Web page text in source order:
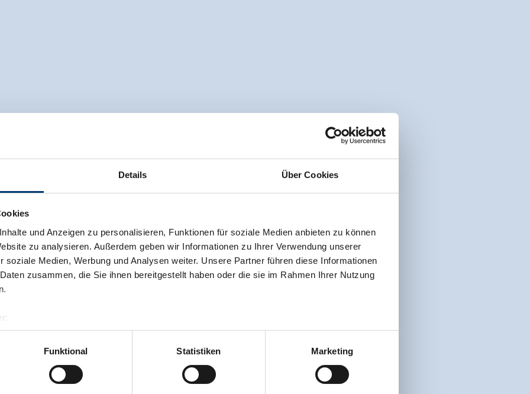
Details Über Cookies
und Anzeigen zu personalisieren, Funktionen für soziale Medien anbieten zu können
zu analysieren. Außerdem geben wir Informationen zu Ihrer Verwendung unserer
soziale Medien, Werbung und Analysen weiter. Unsere Partner führen diese Informationen
zusammen, die Sie ihnen bereitgestellt haben oder die sie im Rahmen Ihrer Nutzung
& Co KG
Funktional Statistiken Marketing